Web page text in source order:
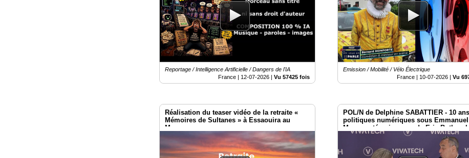
Reportage / Intelligence Artificielle / Dangers de l'IA
France | 12-07-2026 |Vu 57425 fois
Emission / Mobilité / Vélo Électrique
France | 10-07-2026| Vu
Réalisation du teaser vidéo de la retraite «
Mémoires de Sultanes » à Essaouira au
Maroc
POL/N de Delphine SABATTIER - 10
politiques numériques sous Emmanuel
Macron : témoignages de Eric Bothorel
Vivatech 2026